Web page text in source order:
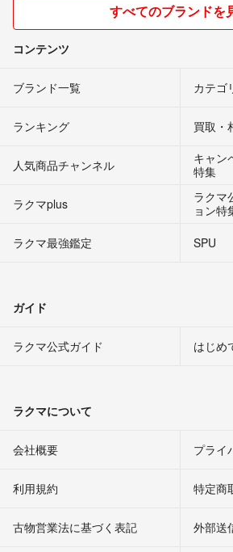
すべてのブランドを
コンテンツ
ブランド一覧 カテゴ
ランキング 買取・
人気商品チャンネル
キャン
特集
ラクマplus
ラクマ
ョン特
ラクマ最強鑑定
SPU
ガイド
ラクマ公式ガイド はじめ
ラクマについて
会社概要 プライ
利用規約 特定商
古物営業法に基づく表記 外部送